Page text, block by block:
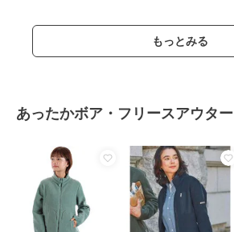
もっとみる
あったかボア・フリースアウター